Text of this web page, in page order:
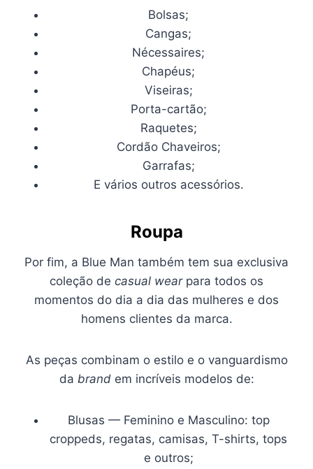
Bolsas;
Cangas;
Nécessaires;
Chapéus;
Viseiras;
Porta-cartão;
Raquetes;
Cordão Chaveiros;
Garrafas;
E vários outros acessórios.
Roupa
Por fim, a Blue Man também tem sua exclusiva
coleção de casual wearpara todos os
momentos do dia a dia das mulheres e dos
homens clientes da marca.
As peças combinam o estilo e o vanguardismo
da brand em incríveis modelos de:
Blusas — Feminino e Masculino: top
croppeds, regatas, camisas, T-shirts, tops
e outros;